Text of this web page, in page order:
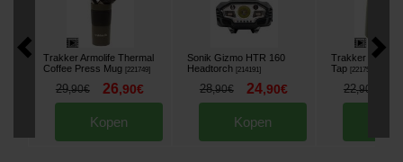
Trakker Armolife Thermal
Coffee Press Mug [221749]
29,90€ 26,90€
Kopen
Sonik Gizmo HTR 160
Headtorch [214191]
28,90€ 24,90€
Kopen
Trakker
Tap [221750
22,90